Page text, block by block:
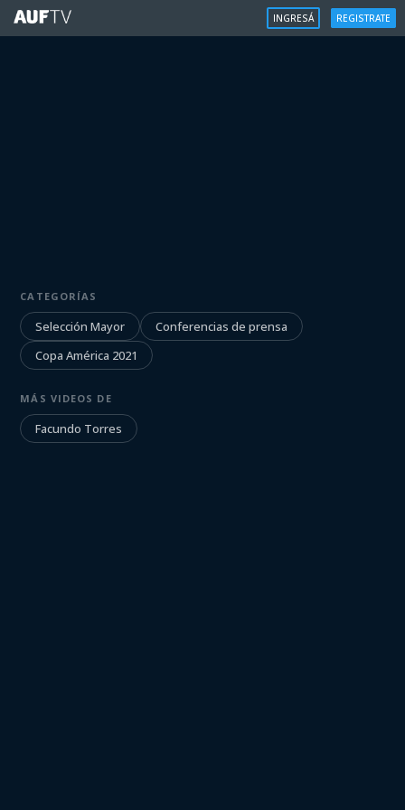
INGRESÁ REGISTRATE
Conferencia de prensa: Facundo
Torres
CATEGORÍAS
Selección Mayor
Conferencias de prensa
Copa América 2021
MÁS VIDEOS DE
Facundo Torres